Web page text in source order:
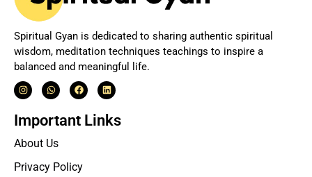
Spiritual Gyan is dedicated to sharing authentic spiritual
wisdom, meditation techniques teachings to inspire a
balanced and meaningful life.
Important Links
About Us
Privacy Policy